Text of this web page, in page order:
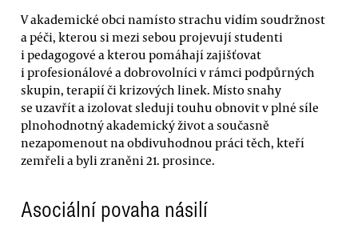
V akademické obci namísto strachu vidím soudržnost
a péči, kterou si mezi sebou projevují studenti
i pedagogové a kterou pomáhají zajišťovat
i profesionálové a dobrovolníci v rámci podpůrných
skupin, terapií či krizových linek. Místo snahy
se uzavřít a izolovat sleduji touhu obnovit v plné síle
plnohodnotný akademický život a současně
nezapomenout na obdivuhodnou práci těch, kteří
zemřeli a byli zraněni 21. prosince.
Asociální povaha násilí